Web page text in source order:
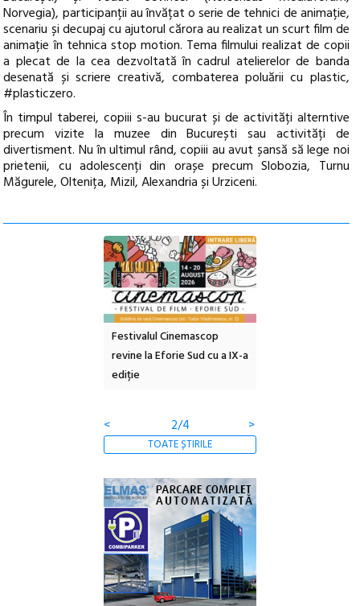
Norvegia), participanții au învățat o serie de tehnici de animație,
scenariu și decupaj cu ajutorul cărora au realizat un scurt film de
animație în tehnica stop motion. Tema filmului realizat de copii
a plecatde la cea dezvoltată în cadrul atelierelor de banda
desenată și scriere creativă, combaterea poluării cu plastic,
#plasticzero.
În timpul taberei, copiii s-au bucurat și de activități alterntive
precum vizite la muzee din București sau activități de
divertisment. Nu în ultimul rând, copiii au avut șansă să lege noi
prietenii, cu adolescenți din orașe precum Slobozia, Turnu
Măgurele, Oltenița, Mizil, Alexandria și Urziceni.
Festivalul Cinemascop
revine la Eforie Sud cu a IX-a
ediție
<
2/4 >
TOATE ȘTIRILE